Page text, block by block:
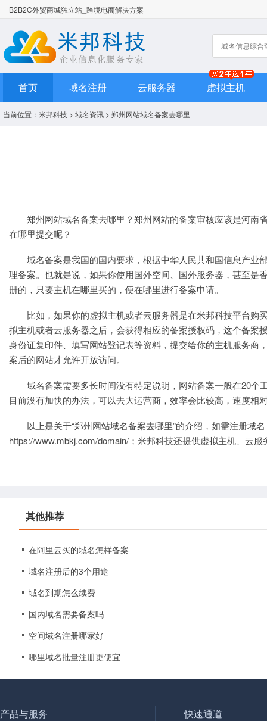
B2B2C外贸商城独立站_跨境电商解决方案
首页 域名注册 云服务器 虚拟主机
当前位置： 米邦科技 > 域名资讯 > 郑州网站域名备案去哪里
郑州网站域名备案去哪里？郑州网站的备案审核应该是河南
在哪里提交呢？
域名备案是我国的国内要求，根据中华人民共和国信息产业
理备案。也就是说，如果你使用国外空间、国外服务器 ，甚至是
册的，只要主机在哪里买的，便在哪里进行备案申请。
比如，如果你的虚拟主机或者云服务器是在米邦科技平台购
拟主机或者云服务器之后，会获得相应的备案授权码，这个备案
身份证复印件、填写网站登记表等资料，提交给你的主机服务
案后的网站才允许开放访问。
域名备案需要多长时间没有特定说明， 网站备案一般在20个
目前没有加快的办法，可以去大运营商，效率会比较高，速度相
以上是关于“郑州网站域名备案去哪里”的介绍，如需注册域名
https://www.mbkj.com/domain/ ；米邦科技还提供虚拟主机 云服
其他推荐
在阿里云买的域名怎样备案
域名注册后的3个用途
域名到期怎么续费
国内域名需要备案吗
空间域名注册哪家好
哪里域名批量注册更便宜
产品与服务 快速通道